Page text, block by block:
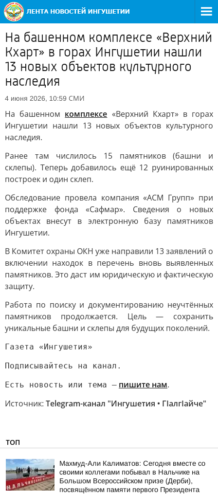
На башенном комплексе «Верхний
Кхарт» в горах Ингушетии нашли
13 новых объектов культурного
наследия
4 июня 2026, 10:59 СМИ
На башенном комплексе «Верхний Кхарт» в горах
Ингушетии нашли 13 новых объектов культурного
наследия.
Ранее там числилось 15 памятников (башни и
склепы). Теперь добавилось ещё 12 руинированных
построек и один склеп.
Обследование провела компания «АСМ Групп» при
поддержке фонда «Сафмар». Сведения о новых
объектах внесут в электронную базу памятников
Ингушетии.
В Комитет охраны ОКН уже направили 13 заявлений о
включении находок в перечень вновь выявленных
памятников. Это даст им юридическую и фактическую
защиту.
Работа по поиску и документированию неучтённых
памятников продолжается. Цель — сохранить
уникальные башни и склепы для будущих поколений.
Газета «Ингушетия»
Подписывайтесь на канал.
Есть новость или тема — пишите нам.
Источник: Telegram-канал "Ингушетия • ГIалгIайче"
ТОП
Махмуд-Али Калиматов: Сегодня вместе со
своими коллегами побывал в Нальчике на
Большом Всероссийском призе (Дерби),
посвящённом памяти первого Президента